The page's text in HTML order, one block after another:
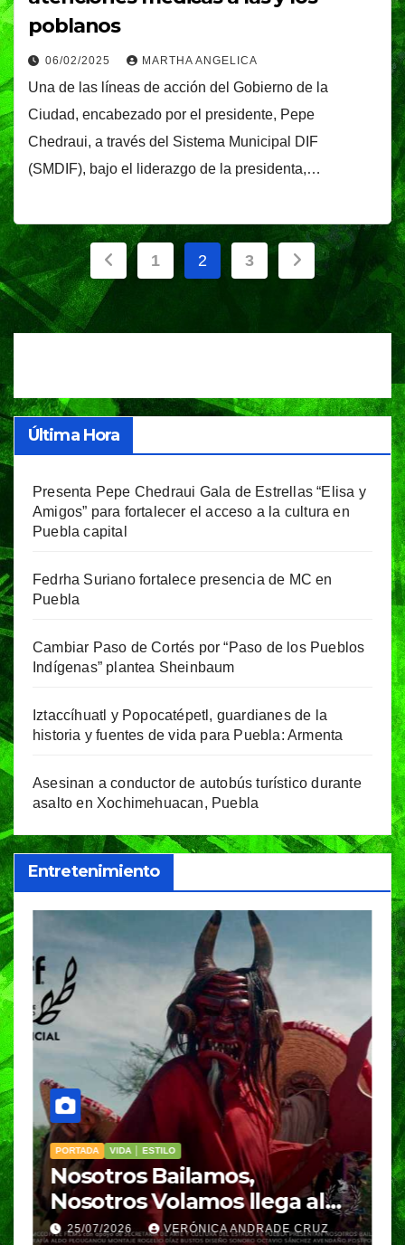
poblanos
06/02/2025 MARTHA ANGELICA
Una de las líneas de acción del Gobierno de la
Ciudad, encabezado por el presidente, Pepe
Chedraui, a través del Sistema Municipal DIF
(SMDIF), bajo el liderazgo de la presidenta,…
Paginación
de
entradas
1 2 3
Última Hora
Presenta Pepe Chedraui Gala de Estrellas “Elisa y
Amigos” para fortalecer el acceso a la cultura en
Puebla capital
Fedrha Suriano fortalece presencia de MC en
Puebla
Cambiar Paso de Cortés por “Paso de los Pueblos
Indígenas” plantea Sheinbaum
Iztaccíhuatl y Popocatépetl, guardianes de la
historia y fuentes de vida para Puebla: Armenta
Asesinan a conductor de autobús turístico durante
asalto en Xochimehuacan, Puebla
Entretenimiento
PORTADA VIDA │ ESTILO
Nosotros Bailamos,
Nosotros Volamos llega al
GIFF
25/07/2026 VERÓNICA ANDRADE CRUZ